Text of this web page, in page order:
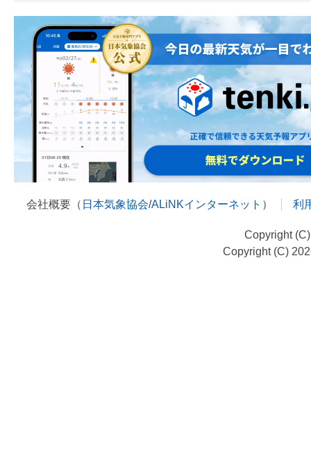
会社概要（ 日本気象協会/ALiNKインターネット ） 利
Copyright
Copyright (C)